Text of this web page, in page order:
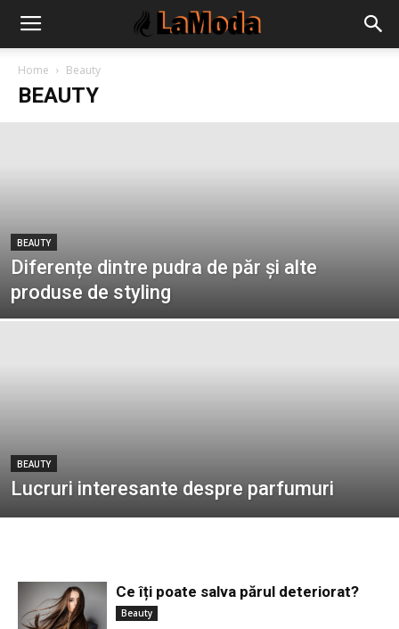
Home Beauty
BEAUTY
BEAUTY
Diferențe dintre pudra de păr și alte
produse de styling
BEAUTY
Lucruri interesante despre parfumuri
Ce îți poate salva părul deteriorat?
Beauty